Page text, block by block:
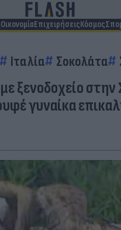
ΟικονομίαΕπιχειρήσειςΚόσμος
Ιταλία Σοκολάτα
ξενοδοχείο
γυναίκα